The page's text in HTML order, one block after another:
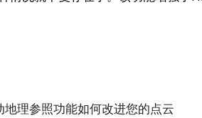
理参照功能如何改进您的点云